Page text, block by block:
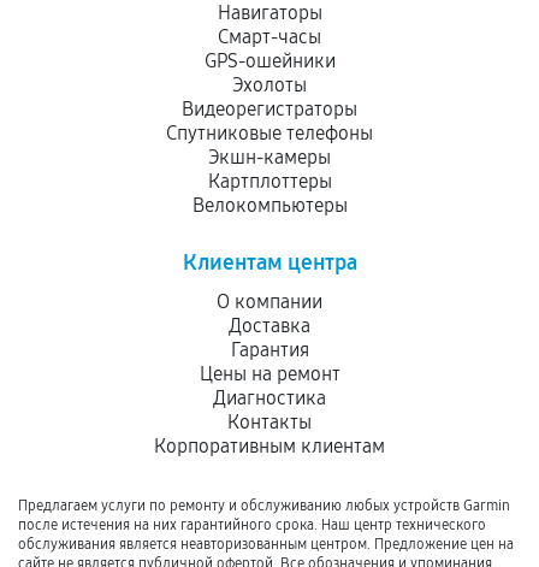
Навигаторы
Смарт-часы
GPS-ошейники
Эхолоты
Видеорегистраторы
Спутниковые телефоны
Экшн-камеры
Картплоттеры
Велокомпьютеры
Клиентам центра
О компании
Доставка
Гарантия
Цены на ремонт
Диагностика
Контакты
Корпоративным клиентам
Предлагаем услуги по ремонту и обслуживанию любых устройств Garmin
после истечения на них гарантийного срока. Наш центр технического
обслуживания является неавторизованным центром. Предложение цен на
сайте не является публичной офертой. Все обозначения и упоминания